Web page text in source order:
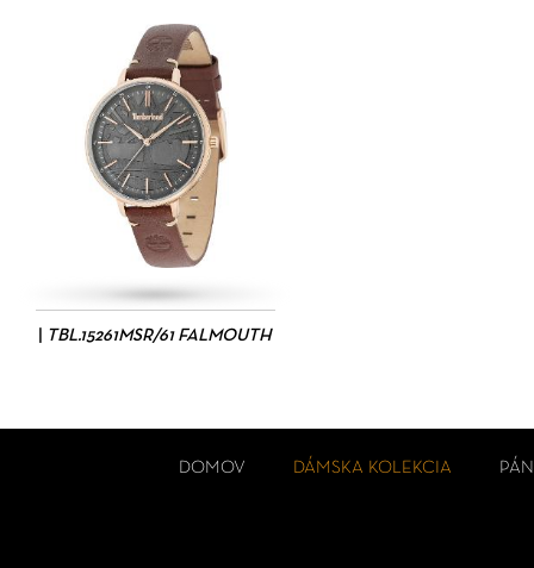
TBL.15261MSR/61 FALMOUTH
DOMOV DÁMSKA KOLEKCIA